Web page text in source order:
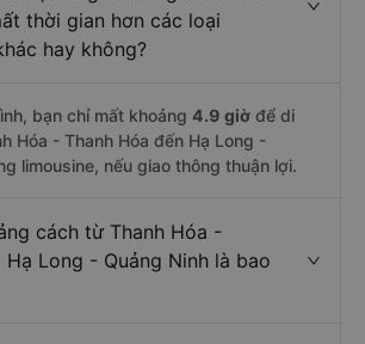
thời gian hơn các loại
hay không?
bạn chỉ mất khoảng 4.9 giờ để di
Hóa - Thanh Hóa đến Hạ Long -
limousine, nếu giao thông thuận lợi.
cách từ Thanh Hóa -
Hạ Long - Quảng Ninh là bao